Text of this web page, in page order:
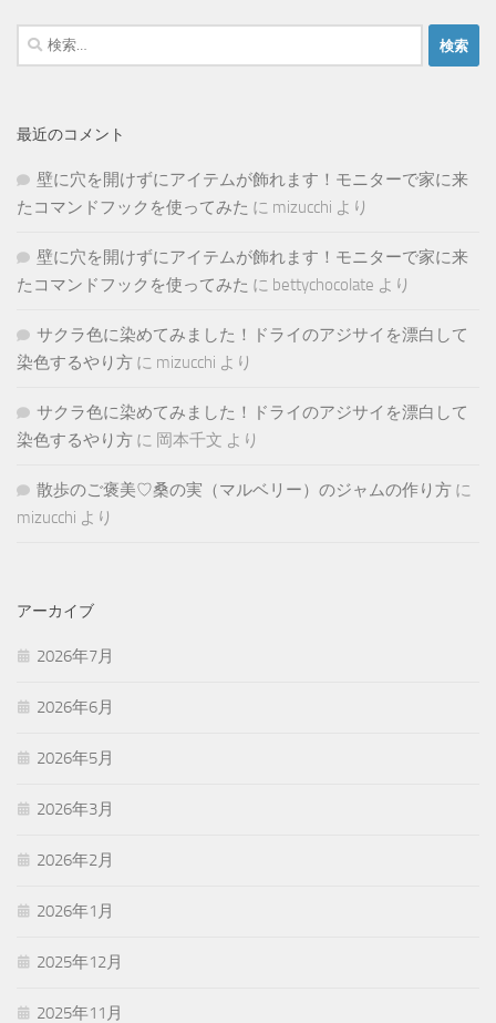
検
索:
最近のコメント
壁に穴を開けずにアイテムが飾れます！モニターで家に来
たコマンドフックを使ってみた に mizucchi より
壁に穴を開けずにアイテムが飾れます！モニターで家に来
たコマンドフックを使ってみた に bettychocolate より
サクラ色に染めてみました！ドライのアジサイを漂白して
染色するやり方 に mizucchi より
サクラ色に染めてみました！ドライのアジサイを漂白して
染色するやり方 に 岡本千文 より
散歩のご褒美♡桑の実（マルベリー）のジャムの作り方 に
mizucchi より
アーカイブ
2026年7月
2026年6月
2026年5月
2026年3月
2026年2月
2026年1月
2025年12月
2025年11月